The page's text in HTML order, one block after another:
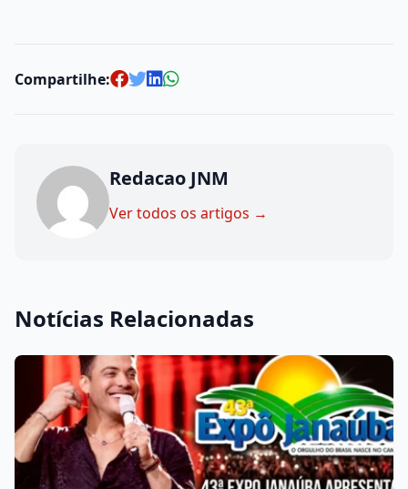
Compartilhe:
Redacao JNM
Ver todos os artigos →
Notícias Relacionadas